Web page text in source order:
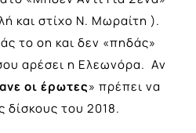
και στίχο Ν. Μωραίτη ).
το on και δεν «πηδάς»
αρέσει η Ελεωνόρα. Αν
οι έρωτες» πρέπει να
δίσκους του 2018.